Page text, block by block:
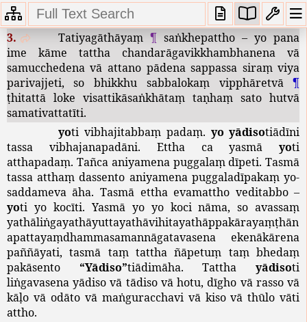
Ete vuttappakārā sokādayo uppajjanti samudācāraṃ
gacchanti
3.
Tatiyagāthāyaṃ ¶ saṅkhepattho –yo pana
ime
kāme tattha chandarāgavikkhambhanena
vā
samucchedena vā attano pādena sappassa siraṃ viya
parivajjeti,so bhikkhu sabbalokaṃ vipphāretvā
¶
ṭhitattā loke visattikāsaṅkhātaṃ taṇhaṃ sato hutvā
samativattatīti.
yoti vibhajitabbaṃ padaṃ. yo yādisotiādīni
tassa
vibhajanapadāni. Ettha ca yasmā yoti
atthapadaṃ. Tañca aniyamena puggalaṃ dīpeti.Tasmā
tassa atthaṃ dassento aniyamena puggaladīpakaṃ yo-
saddameva āha. Tasmā ettha evamattho veditabbo–
yoti yo kocīti. Yasmā yo yo koci nāma,so avassaṃ
yathāliṅgayathāyuttayathāvihitayathāppakārayaṃṭhān
apattayaṃdhammasamannāgatavasena
ekenākārena
paññāyati,tasmā taṃ tattha ñāpetuṃ taṃ bhedaṃ
pakāsento
“Yādiso”tiādimāha.Tattha yādisoti
liṅgavasena yādiso vā tādiso vā hotu,dīgho vā rasso vā
kāḷo vā odāto vā maṅguracchavi vā kiso vā thūlo vāti
attho.